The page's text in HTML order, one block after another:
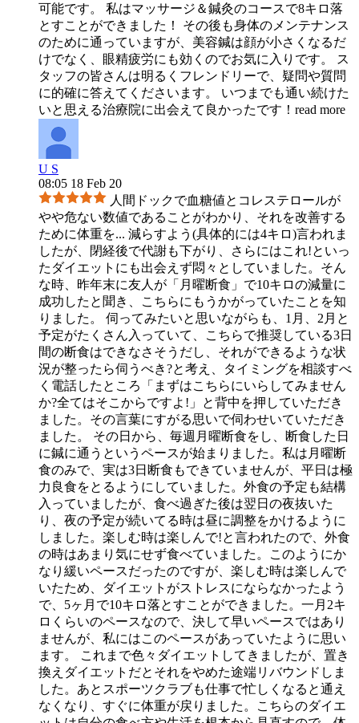
可能です。 私はマッサージ＆鍼灸のコースで8キロ落
とすことができました！ その後も身体のメンテナンス
のために通っていますが、美容鍼は顔が小さくなるだ
けでなく、眼精疲労にも効くのでお気に入りです。 ス
タッフの皆さんは明るくフレンドリーで、疑問や質問
に的確に答えてくださいます。 いつまでも通い続けた
いと思える治療院に出会えて良かったです！ read more
U S
08:05 18 Feb 20
人間ドックで血糖値とコレステロールが
やや危ない数値であることがわかり、それを改善する
ために体重を... 減らすよう(具体的には4キロ)言われま
したが、閉経後で代謝も下がり、さらにはこれ!といっ
たダイエットにも出会えず悶々としていました。そん
な時、昨年末に友人が「月曜断食」で10キロの減量に
成功したと聞き、こちらにもうかがっていたことを知
りました。 伺ってみたいと思いながらも、1月、2月と
予定がたくさん入っていて、こちらで推奨している3日
間の断食はできなさそうだし、それができるような状
況が整ったら伺うべき?と考え、タイミングを相談すべ
く電話したところ「まずはこちらにいらしてみません
か?全てはそこからですよ!」と背中を押していただき
ました。その言葉にすがる思いで伺わせいていただき
ました。 その日から、毎週月曜断食をし、断食した日
に鍼に通うというペースが始まりました。私は月曜断
食のみで、実は3日断食もできていませんが、平日は極
力良食をとるようにしていました。外食の予定も結構
入っていましたが、食べ過ぎた後は翌日の夜抜いた
り、夜の予定が続いてる時は昼に調整をかけるように
しました。楽しむ時は楽しんで!と言われたので、外食
の時はあまり気にせず食べていました。このようにか
なり緩いペースだったのですが、楽しむ時は楽しんで
いたため、ダイエットがストレスにならなかったよう
で、5ヶ月で10キロ落とすことができました。一月2キ
ロくらいのペースなので、決して早いペースではあり
ませんが、私にはこのペースがあっていたように思い
ます。 これまで色々ダイエットしてきましたが、置き
換えダイエットだとそれをやめた途端リバウンドしま
した。あとスポーツクラブも仕事で忙しくなると通え
なくなり、すぐに体重が戻りました。こちらのダイエ